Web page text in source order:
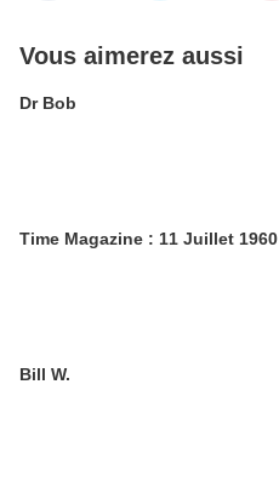
Vous aimerez aussi
Dr Bob
Time Magazine : 11 Juillet 1960
Bill W.